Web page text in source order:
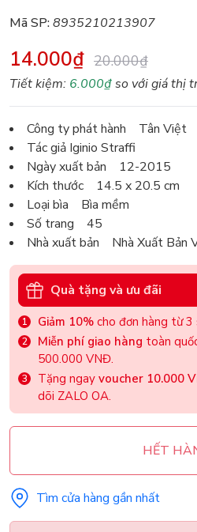
Mã SP:8935210213907
14.000₫ 20.000₫
Tiết kiệm: 6.000₫so với giá thị
Công ty phát hành Tân Việt
Tác giả Iginio Straffi
Ngày xuất bản 12-2015
Kích thước 14.5 x 20.5 cm
Loại bìa Bìa mềm
Số trang 45
Nhà xuất bản Nhà Xuất Bản
Quà tặng và ưu đãi
Giảm 10% cho đơn hàng từ
Miễn phí giao hàng toàn
500.000 VNĐ.
Tặng ngay voucher 10.000
dõi ZALO OA.
HẾT
Tìm cửa hàng gần nhất